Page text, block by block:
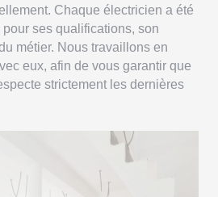
Chaque électricien a été
ses qualifications, son
métier. Nous travaillons en
eux, afin de vous garantir que
strictement les dernières